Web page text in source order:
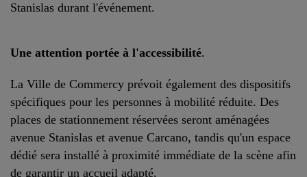
Stanislas durant l'événement.
Une attention portée à l'accessibilité.
La Ville de Commercy prévoit également des dispositifs
spécifiques pour les personnes à mobilité réduite. Des
places de stationnement réservées seront aménagées
avenue Stanislas et avenue Carcano, tandis qu'un espace
dédié sera installé à proximité immédiate de la scène afin
de garantir un accueil adapté.